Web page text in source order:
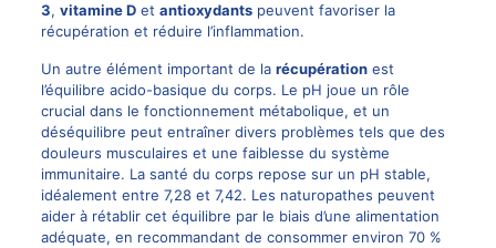
3, vitamine Det antioxydantspeuvent favoriser la
récupération et réduire l’inflammation.
Un autre élément important de la récupérationest
l’équilibre acido-basique du corps. Le pH joue un rôle
crucial dans le fonctionnement métabolique, et un
déséquilibre peut entraîner divers problèmes tels que des
douleurs musculaires et une faiblesse du système
immunitaire. La santé du corps repose sur un pH stable,
idéalement entre 7,28 et 7,42. Les naturopathes peuvent
aider à rétablir cet équilibre par le biais d’une alimentation
adéquate, en recommandant de consommer environ 70 %